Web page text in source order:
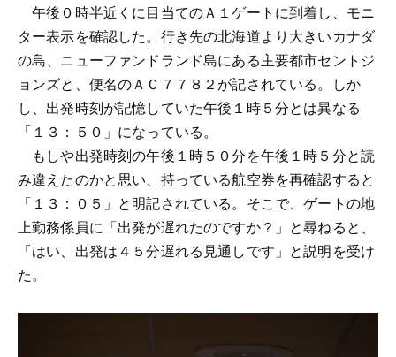
午後０時半近くに目当てのＡ１ゲートに到着し、モニ
ター表示を確認した。行き先の北海道より大きいカナダ
の島、ニューファンドランド島にある主要都市セントジ
ョンズと、便名のＡＣ７７８２が記されている。しか
し、出発時刻が記憶していた午後１時５分とは異なる
「１３：５０」になっている。
もしや出発時刻の午後１時５０分を午後１時５分と読
み違えたのかと思い、持っている航空券を再確認すると
「１３：０５」と明記されている。そこで、ゲートの地
上勤務係員に「出発が遅れたのですか？」と尋ねると、
「はい、出発は４５分遅れる見通しです」と説明を受け
た。